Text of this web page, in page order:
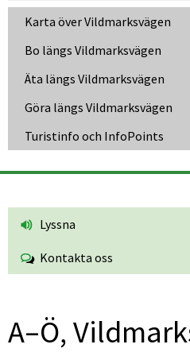
Karta över Vildmarksvägen
Bo längs Vildmarksvägen
Äta längs Vildmarksvägen
Göra längs Vildmarksvägen
Turistinfo och InfoPoints
Lyssna
Kontakta oss
A–Ö,